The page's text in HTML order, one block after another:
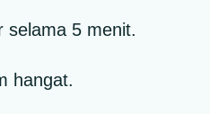
selama 5 menit.
hangat.